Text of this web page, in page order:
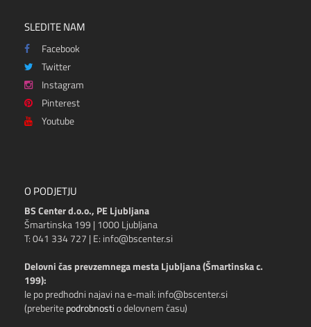
SLEDITE NAM
Facebook
Twitter
Instagram
Pinterest
Youtube
O PODJETJU
BS Center d.o.o., PE Ljubljana
Šmartinska 199 | 1000 Ljubljana
T: 041 334 727 | E: info@bscenter.si
Delovni čas prevzemnega mesta Ljubljana (Šmartinska c.
199):
le po predhodni najavi na e-mail: info@bscenter.si
(preberitepodrobnostio delovnem času)